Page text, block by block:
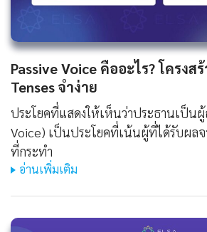
Passive Voice คืออะไร? โครงส
Tenses จำง่าย
ประโยคที่แสดงให้เห็นว่าประธานเป็นผู้
Voice) เป็นประโยคที่เน้นผู้ที่ได้รับผล
ที่กระทำ
อ่านเพิ่มเติม